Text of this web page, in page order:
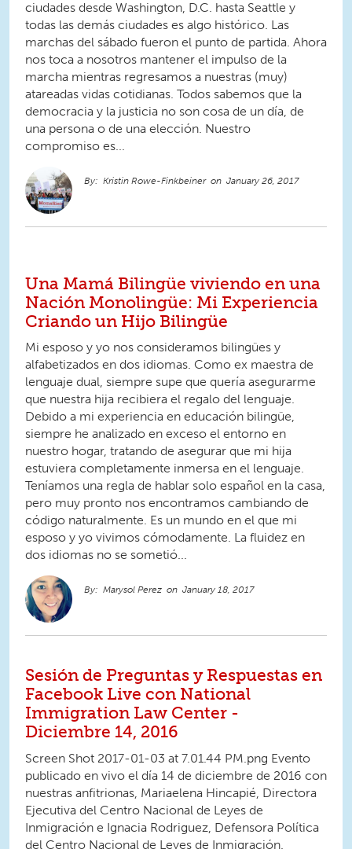
ciudades desde Washington, D.C. hasta Seattle y
todas las demás ciudades es algo histórico. Las
marchas del sábado fueron el punto de partida. Ahora
nos toca a nosotros mantener el impulso de la
marcha mientras regresamos a nuestras (muy)
atareadas vidas cotidianas. Todos sabemos que la
democracia y la justicia no son cosa de un día, de
una persona o de una elección. Nuestro
compromiso es...
Kristin Rowe-Finkbeiner January 26, 2017
Una Mamá Bilingüe viviendo en una
Nación Monolingüe: Mi Experiencia
Criando un Hijo Bilingüe
Mi esposo y yo nos consideramos bilingües y
alfabetizados en dos idiomas. Como ex maestra de
lenguaje dual, siempre supe que quería asegurarme
que nuestra hija recibiera el regalo del lenguaje.
Debido a mi experiencia en educación bilingüe,
siempre he analizado en exceso el entorno en
nuestro hogar, tratando de asegurar que mi hija
estuviera completamente inmersa en el lenguaje.
Teníamos una regla de hablar solo español en la casa,
pero muy pronto nos encontramos cambiando de
código naturalmente. Es un mundo en el que mi
esposo y yo vivimos cómodamente. La fluidez en
dos idiomas no se sometió...
Marysol Perez January 18, 2017
Sesión de Preguntas y Respuestas en
Facebook Live con National
Immigration Law Center -
Diciembre 14, 2016
Screen Shot 2017-01-03 at 7.01.44 PM.png Evento
publicado en vivo el día 14 de diciembre de 2016 con
nuestras anfitrionas, Mariaelena Hincapié, Directora
Ejecutiva del Centro Nacional de Leyes de
Inmigración e Ignacia Rodriguez, Defensora Política
del Centro Nacional de Leyes de Inmigración.